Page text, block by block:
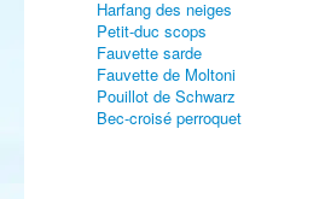
Harfang des neiges
Petit-duc scops
Fauvette sarde
Fauvette de Moltoni
Pouillot de Schwarz
Bec-croisé perroquet